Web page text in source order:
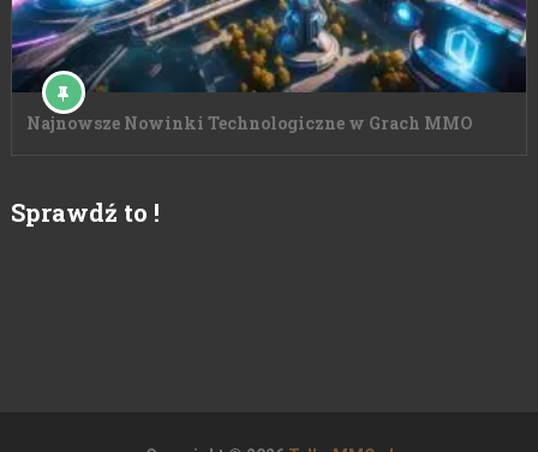
Najnowsze Nowinki Technologiczne w Grach MMO
Sprawdź to !